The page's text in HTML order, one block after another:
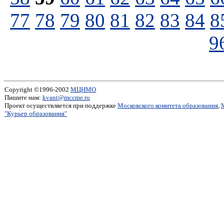
77 78 79 80 81 82 83 84
Copyright ©1996-2002 МЦНМО
Пишите нам: kvant@mccme.ru
Проект осуществляется при поддержке Московского комитета образования,
"Курьер образования"